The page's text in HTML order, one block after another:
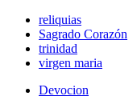
reliquias
Sagrado Corazón
trinidad
virgen maria
Devocion